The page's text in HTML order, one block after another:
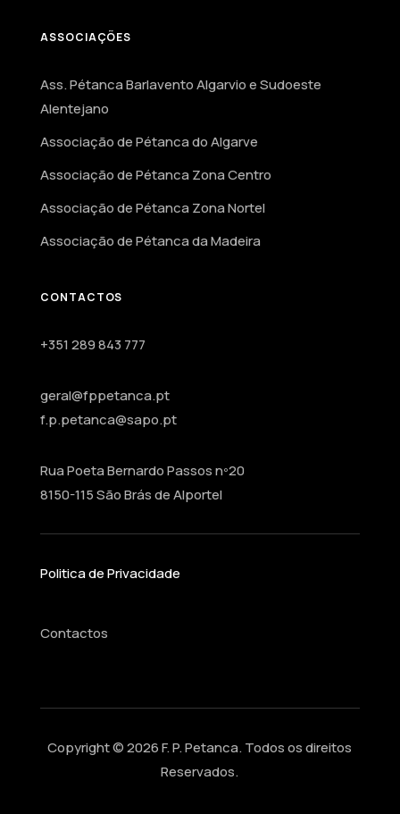
ASSOCIAÇÕES
Ass. Pétanca Barlavento Algarvio e Sudoeste
Alentejano
Associação de Pétanca do Algarve
Associação de Pétanca Zona Centro
Associação de Pétanca Zona Nortel
Associação de Pétanca da Madeira
CONTACTOS
+351 289 843 777
geral@fppetanca.pt
f.p.petanca@sapo.pt
Rua Poeta Bernardo Passos nº20
8150-115 São Brás de Alportel
Politica de Privacidade
Contactos
Copyright © 2026 F. P. Petanca. Todos os direitos
Reservados.